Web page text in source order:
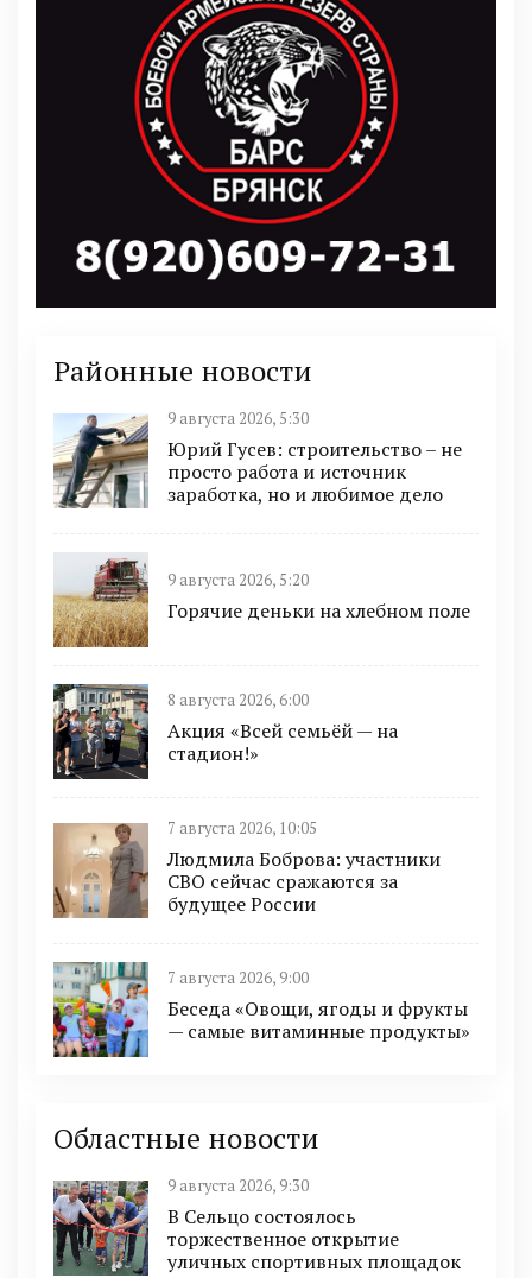
Районные новости
9 августа 2026, 5:30
Юрий Гусев: строительство – не
просто работа и источник
заработка, но и любимое дело
9 августа 2026, 5:20
Горячие деньки на хлебном поле
8 августа 2026, 6:00
Акция «Всей семьёй — на
стадион!»
7 августа 2026, 10:05
Людмила Боброва: участники
СВО сейчас сражаются за
будущее России
7 августа 2026, 9:00
Беседа «Овощи, ягоды и фрукты
— самые витаминные продукты»
Областные новости
9 августа 2026, 9:30
В Сельцо состоялось
торжественное открытие
уличных спортивных площадок